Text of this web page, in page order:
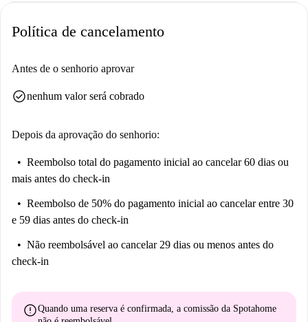
Política de cancelamento
Antes de o senhorio aprovar
check_circlenenhum valor será cobrado
Depois da aprovação do senhorio:
Reembolso total do pagamento inicial ao cancelar 60 dias ou
mais antes do check-in
Reembolso de 50% do pagamento inicial ao cancelar entre 30
e 59 dias antes do check-in
Não reembolsável ao cancelar 29 dias ou menos antes do
check-in
errorQuando uma reserva é confirmada, a comissão da Spotahome